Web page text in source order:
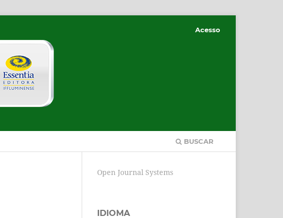
BUSCAR
Acesso
Open Journal Systems
IDIOMA